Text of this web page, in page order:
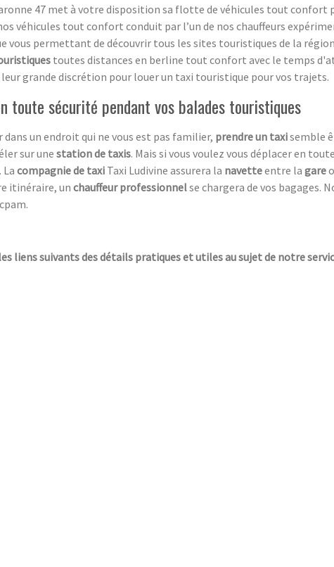
47 met à votre disposition sa flotte de véhicules tout confort
véhicules tout confort conduit par l’un de nos chauffeurs
permettant de découvrir tous les sites touristiques de la
toutes distances en berline tout confort avec le temps
leur grande discrétion pour louer un taxi touristique pour vos trajets.
toute sécurité pendant vos balades touristiques
dans un endroit qui ne vous est pas familier, prendre un taxisemble
sur une station de taxis. Mais si vous voulez vous déplacer en toute
. La compagnie de taxi Taxi Ludivine assurera la navetteentre la gare
itinéraire, un chauffeur professionnelse chargera de vos bagages.
liens suivants des détails pratiques et utiles au sujet de notre